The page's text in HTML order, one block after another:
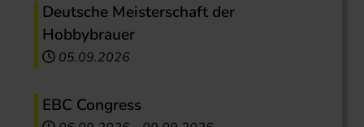
Deutsche Meisterschaft der
Hobbybrauer
05.09.2026
EBC Congress